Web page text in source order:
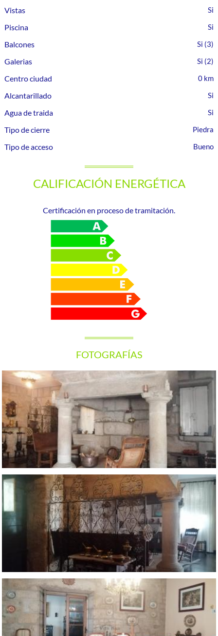
Vistas
Piscina
Balcones
(3)
Galerias (2)
Centro ciudad 0 km
Alcantarillado
Agua de traida
Tipo de cierre
Piedra
Tipo de acceso Bueno
CALIFICACIÓN ENERGÉTICA
Certificación en proceso de tramitación.
FOTOGRAFÍAS